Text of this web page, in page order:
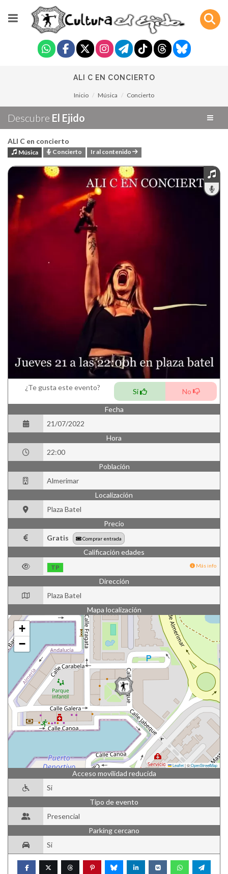
ALI C EN CONCIERTO
Inicio Música Concierto
Descubre El Ejido
ALI C en concierto
Música Concierto Ir al contenido
¿Te gusta este evento? Si No
Fecha
21/07/2022
Hora
22:00
Población
Almerimar
Localización
Plaza Batel
Precio
Gratis
Comprar entrada
Calificación edades
TP Más info
Dirección
Plaza Batel
Mapa localización
+
−
Leaflet|©OpenStreetMap
Acceso movilidad reducida
Si
Tipo de evento
Presencial
Parking cercano
Si